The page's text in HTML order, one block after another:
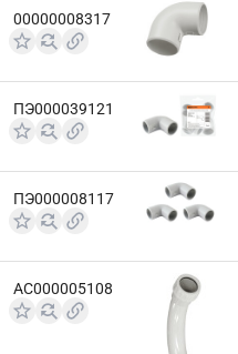
00000008317
ПЭ000039121
ПЭ000008117
АС000005108